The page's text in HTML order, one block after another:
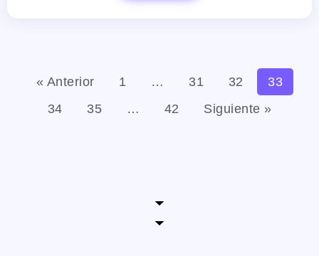
« Anterior 1 … 31 32
33
34
35 … 42 Siguiente »